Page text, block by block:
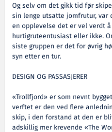
Og selv om det gikk tid før
sin lenge utsatte jomfrutur,
en opplevelse det er vel verdt
hurtigruteentusiast eller ikke.
siste gruppen er det for øvrig
syn etter en tur.
DESIGN OG PASSASJERER
«Trollfjord» er som nevnt
verftet er den ved flere
skip, i den forstand at den er
adskillig mer krevende «The